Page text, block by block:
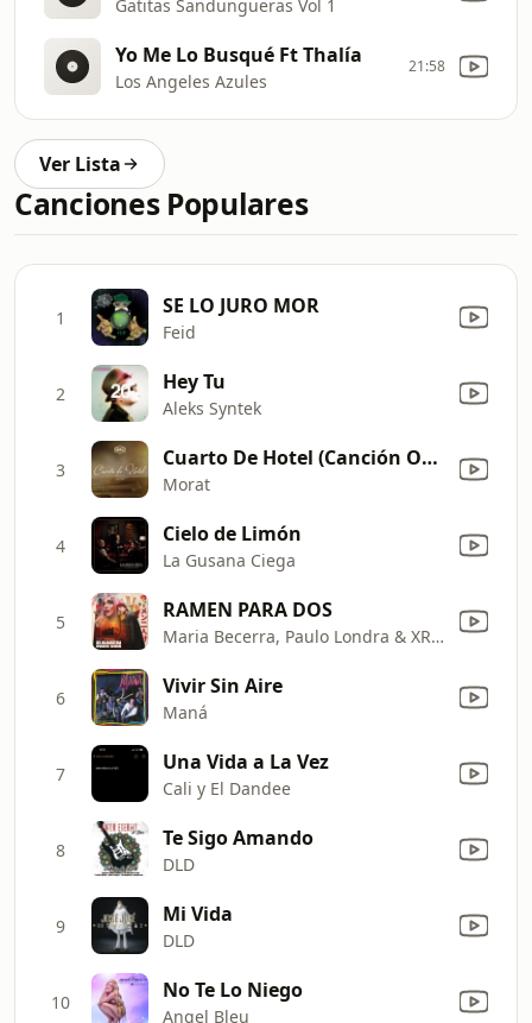
Gatitas Sandungueras Vol 1
Yo Me Lo Busqué Ft Thalía
Los Angeles Azules
21:58
Ver Lista
Canciones Populares
1 SE LO JURO MOR
Feid
2 Hey Tu
Aleks Syntek
3 Cuarto De Hotel (Canción Original de El Secreto Del Orfebre)
Morat
4 Cielo de Limón
La Gusana Ciega
5 RAMEN PARA DOS
Maria Becerra, Paulo Londra & XROSS
6 Vivir Sin Aire
Maná
7 Una Vida a La Vez
Cali y El Dandee
8 Te Sigo Amando
DLD
9 Mi Vida
DLD
10 No Te Lo Niego
Angel Bleu